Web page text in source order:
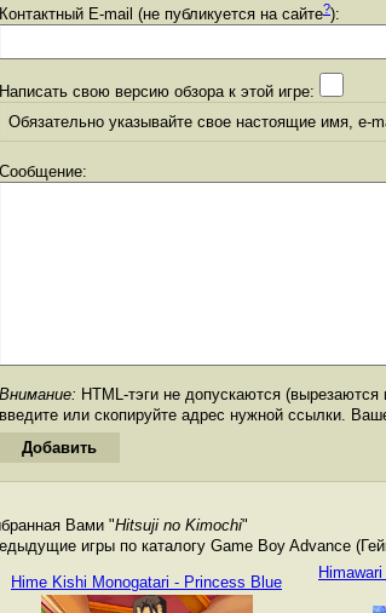
Контактный E-mail (не публикуется на сайте?):
Написать свою версию обзора к этой игре:
Обязательно указывайте свое настоящие имя, e-
Сообщение:
Внимание: HTML-тэги не допускаются
введите или скопируйте адрес нужной ссылки.
Вами "Hitsuji no Kimochi"
игры по каталогу Game Boy Advance
Hime Kishi Monogatari - Princess Blue